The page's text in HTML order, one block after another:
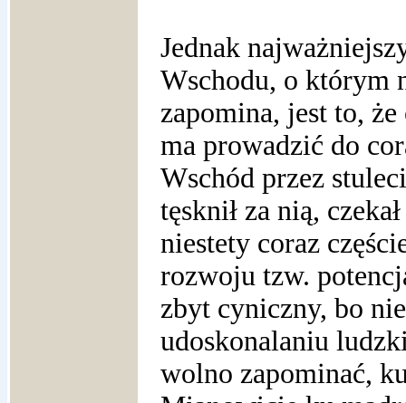
Jednak
Wschodu, o którym
zapomina, jest to,
ma prowadzić do
Wschód przez
tęsknił za nią,
niestety coraz
rozwoju tzw.
zbyt cyniczny, bo
udoskonalaniu
wolno zapominać,